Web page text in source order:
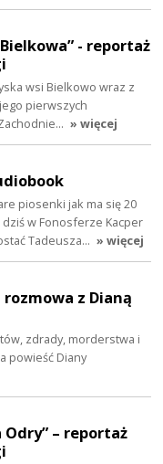
- reportaż
wsi Bielkowo wraz z
pierwszych
» więcej
piosenki jak ma się 20
w Fonosferze Kacper
Tadeusza… » więcej
z Dianą
zdrady, morderstwa i
powieść Diany
Odry” – reportaż